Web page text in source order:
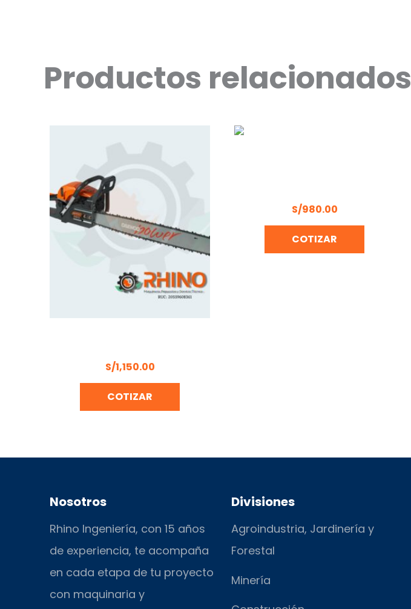
Productos relacionados
S/1,150.00
COTIZAR
S/980.00
COTIZAR
Nosotros
Rhino Ingeniería, con 15 años
de experiencia, te acompaña
en cada etapa de tu proyecto
con maquinaria y
Divisiones
Agroindustria, Jardinería y
Forestal
Minería